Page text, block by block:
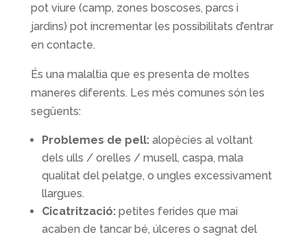
pot viure (camp, zones boscoses, parcs i
jardins) pot incrementar les possibilitats d’entrar
en contacte.
És una malaltia que es presenta de moltes
maneres diferents. Les més comunes són les
següents:
Problemes de pell: alopècies al voltant
dels ulls / orelles / musell, caspa, mala
qualitat del pelatge, o ungles excessivament
llargues.
Cicatrització: petites ferides que mai
acaben de tancar bé, úlceres o sagnat del